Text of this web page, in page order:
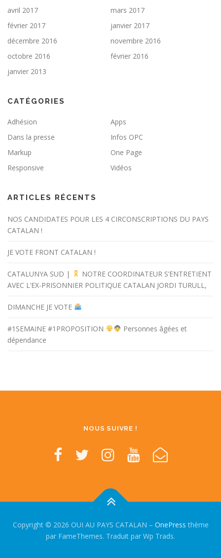
avril 2017
mars 2017
février 2017
janvier 2017
décembre 2016
novembre 2016
octobre 2016
février 2016
janvier 2013
CATÉGORIES
Adhésion
Apps
Dans la presse
Infos OPC
Markup
One Page
Responsive
Vidéos
ARTICLES RÉCENTS
NOS CANDIDATES POUR LES 4 CIRCONSCRIPTIONS DU PAYS
CATALAN !
JE VOTE FRONT CATALAN !
CATALUNYA SUD |
NOTRE COORDINATEUR S’ENTRETIENT
AVEC L’EX-PRISONNIER POLITIQUE CATALAN JORDI TURULL,
DIMANCHE JE VOTE
#1SEMAINE #1PROPOSITION
Personnes âgées et
dépendance
NOUS SUIVRE !
Copyright © 2026 OUI AU PAYS CATALAN – OnePress thème
par FameThemes. Traduit par Wp Trads.